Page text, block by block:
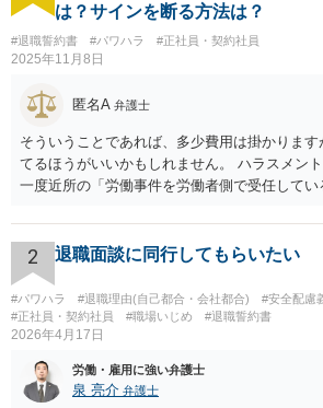
は？サインを断る方法は？
#退職誓約書 #パワハラ #正社員・契約社員
2025年11月8日
匿名A 弁護士
そういうことであれば、多少費用は掛かりま
てるほうがいいかもしれません。 ハラスメン
一度近所の「労働事件を労働者側で受任して
している弁護士であればなお安心です。
2 退職面談に同行してもらいたい
#パワハラ #退職理由(自己都合・会社都合)
#安全配慮
#正社員・契約社員
#職場いじめ #退職誓約書
2026年4月17日
労働・雇用に強い弁護士
泉 亮介 弁護士